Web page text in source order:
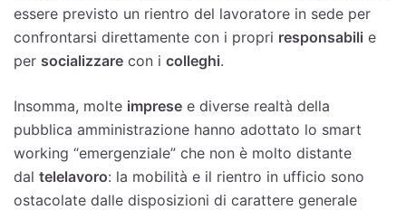
essere previsto un rientro del lavoratore in sede per
confrontarsi direttamente con i propri responsabili e
per socializzare con i colleghi.
Insomma, molte imprese e diverse realtà della
pubblica amministrazione hanno adottato lo smart
working “emergenziale” che non è molto distante
dal telelavoro: la mobilità e il rientro in ufficio sono
ostacolate dalle disposizioni di carattere generale